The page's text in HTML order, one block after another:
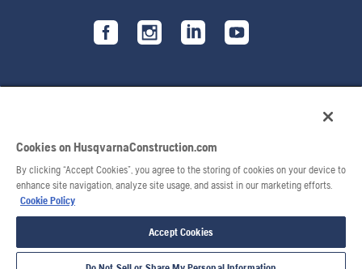
© 2026 Husqvarna AB. Всички права запазени.
Cookies on HusqvarnaConstruction.com
By clicking “Accept Cookies”, you agree to the storing of cookies on your device to
enhance site navigation, analyze site usage, and assist in our marketing efforts.
Cookie Policy
Accept Cookies